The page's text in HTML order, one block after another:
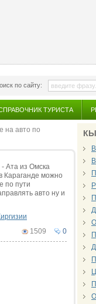
по сайту:
ТУРИСТА
на авто по
Ата из Омска
Караганде можно
по пути
авто ну и
0
1509